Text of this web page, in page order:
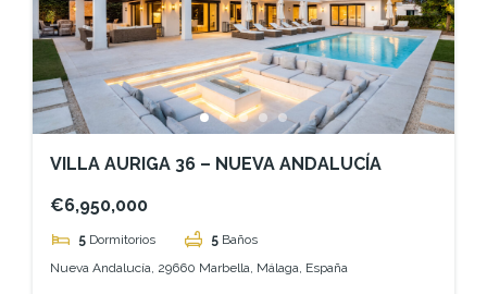
VILLA AURIGA 36 – NUEVA ANDALUCÍA
€6,950,000
5 Dormitorios 5 Baños
Nueva Andalucía, 29660 Marbella, Málaga, España